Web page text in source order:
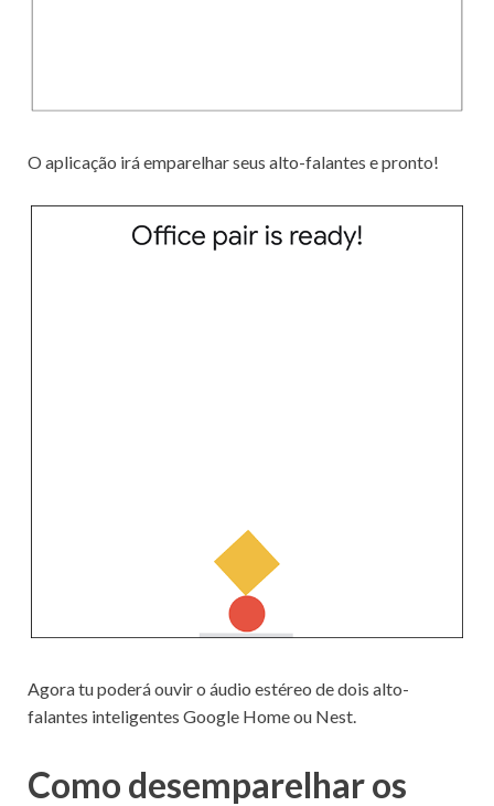
O aplicação irá emparelhar seus alto-falantes e pronto!
Agora tu poderá ouvir o áudio estéreo de dois alto-
falantes inteligentes Google Home ou Nest.
Como desemparelhar os